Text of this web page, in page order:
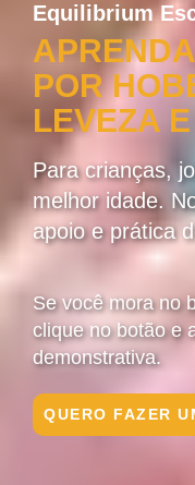
Equilibrium
POR
LEVEZA
Para crianças,
melhor idade.
apoio e prática
Se você mora no
clique no botão e
demonstrativa.
QUERO FAZER